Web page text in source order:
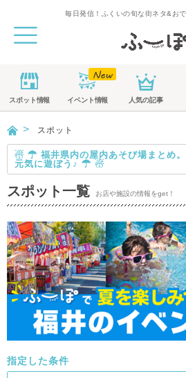
毎日発信！ふくいの旬な街ネタ&お
スポット情報 イベント情報 人気の記事
スポット
☃ ☂ 福井県内の屋内あそび場まとめ。
元気に遊ぼう♪ ☂ ☃
スポット一覧 お店や施設の情報をget！
指定した条件